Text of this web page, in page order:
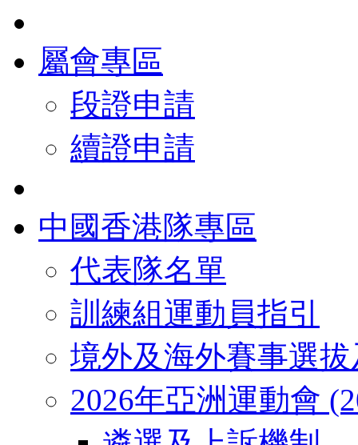
屬會專區
段證申請
續證申請
中國香港隊專區
代表隊名單
訓練組運動員指引
境外及海外賽事選
2026年亞洲運動會